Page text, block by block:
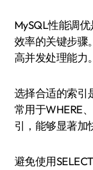
MySQL性能调优是提升数据库响应速度和系统整体
效率的关键步骤
高并发处理能力。
选择合适的索引
常用于WHERE
引，能够显著加
避免使用